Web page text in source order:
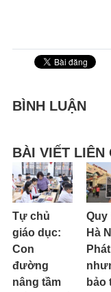
BÌNH LUẬN
BÀI VIẾT LIÊN
Tự chủ
giáo dục:
Con
đường
nâng tầm
Quy
Hà
bảo